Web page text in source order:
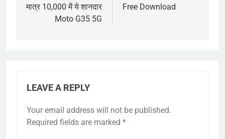
मात्र 10,000 में ये शानदार
Moto G35 5G
Free Download
LEAVE A REPLY
Your email address will not be published.
Required fields are marked *